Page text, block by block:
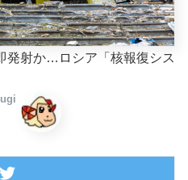
発射か…ロシア「核報復シス